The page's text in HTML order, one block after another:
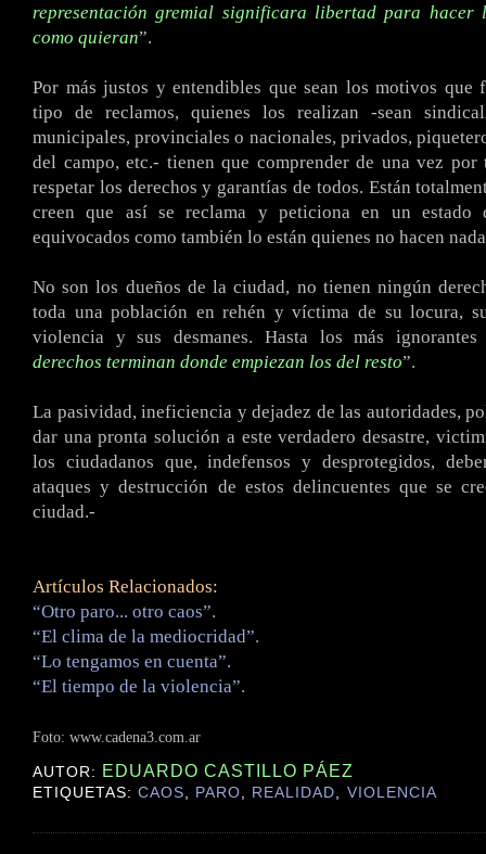
representación gremial significara libertad para hacer
como quieran”.
Por más justos y entendibles que sean los motivos que
tipo de reclamos, quienes los realizan -sean
municipales, provinciales o nacionales, privados,
del campo, etc.- tienen que comprender de una vez por
respetar los derechos y garantías de todos. Están
creen que así se reclama y peticiona en un estado
equivocados como también lo están quienes no hacen
No son los dueños de la ciudad, no tienen ningún
toda una población en rehén y víctima de su locura,
violencia y sus desmanes. Hasta los más
derechos terminan donde empiezan los del resto”.
La pasividad, ineficiencia y dejadez de las autoridades,
dar una pronta solución a este verdadero desastre,
los ciudadanos que, indefensos y desprotegidos,
ataques y destrucción de estos delincuentes que se
ciudad.-
Artículos Relacionados:
“Otro paro... otro caos”.
“El clima de la mediocridad”.
“Lo tengamos en cuenta”.
“El tiempo de la violencia”.
Foto: www.cadena3.com.ar
AUTOR: EDUARDO CASTILLO PÁEZ
ETIQUETAS:CAOS, PARO, REALIDAD, VIOLENCIA